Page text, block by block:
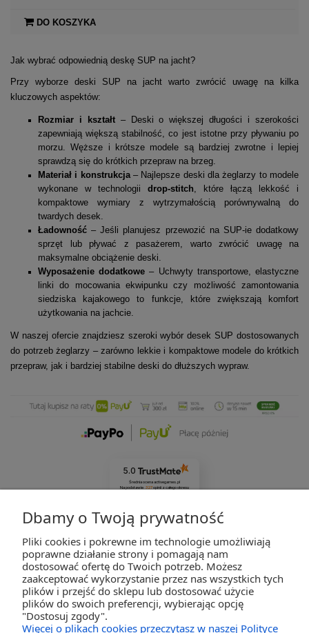
DO KOSZYKA
Jak wybrać odpowiednią deskę SUP na jacht?
Przy wyborze deski SUP na jacht warto zwrócić uwagę na kilka
kluczowych aspektów:
Rozmiar i kształt– Deski o większej długości i szerokości
zapewniają większą stabilność, co jest istotne przy pływaniu po
morzu. Węższe i krótsze modele są bardziej zwrotne i lepiej
sprawdzą się do krótkich przepraw na brzeg.
Materiał i konstrukcja– Najlepsze deski dla żeglarzy to modele
wykonane w technologii drop-stitch, które łączą lekkość i
kompaktowe wymiary z wytrzymałością porównywalną do
twardych desek.
Ładowność – Jeśli planujesz przewozić na SUP-ie dodatkowy
sprzęt lub pływać z pasażerem, warto zwrócić uwagę na
maksymalne obciążenie deski.
Wyposażenie dodatkowe – Uchwyty transportowe, elastyczne
linki do mocowania ekwipunku czy możliwość zamontowania
siedziska kajakowego to funkcje, które zwiększają komfort
użytkowania na jachcie.
W naszej ofercie znajdziesz szeroki wybór desek SUP dostosowanych
do potrzeb żeglarzy – zarówno lekkie i kompaktowe modele do krótkich
przepraw, jak i bardziej stabilne deski do dłuższych wypraw.
5.0
Średnia ocena activegames.pl
Na podstawie 327opinii z całego okresu
ZAKUPY
POMOC
Dbamy o Twoją prywatność
Pliki cookies i pokrewne im technologie umożliwiają
poprawne działanie strony i pomagają nam
dostosować ofertę do Twoich potrzeb. Możesz
zaakceptować wykorzystanie przez nas wszystkich tych
plików i przejść do sklepu lub dostosować użycie
plików do swoich preferencji, wybierając opcję
"Dostosuj zgody".
Więcej o plikach cookies przeczytasz w naszej Polityce